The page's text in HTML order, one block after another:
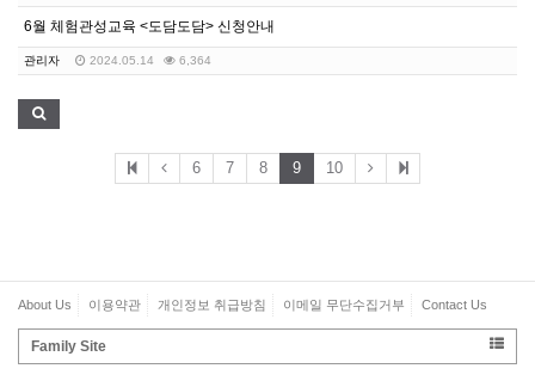
6월 체험관성교육 <도담도담> 신청안내
관리자 2024.05.14 6,364
6 7 8 9 10
About Us 이용약관 개인정보 취급방침 이메일 무단수집거부 Contact Us
Family Site